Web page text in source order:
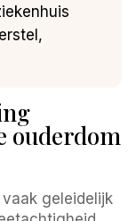
ouderdom
geleidelijk